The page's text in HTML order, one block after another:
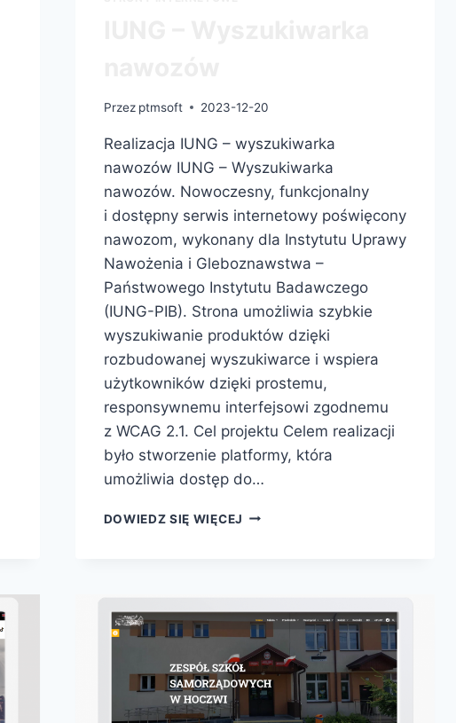
Przez ptmsoft 2023-12-20
Realizacja IUNG – wyszukiwarka
nawozów IUNG – Wyszukiwarka
nawozów. Nowoczesny, funkcjonalny
i dostępny serwis internetowy poświęcony
nawozom, wykonany dla Instytutu Uprawy
Nawożenia i Gleboznawstwa –
Państwowego Instytutu Badawczego
(IUNG-PIB). Strona umożliwia szybkie
wyszukiwanie produktów dzięki
rozbudowanej wyszukiwarce i wspiera
użytkowników dzięki prostemu,
responsywnemu interfejsowi zgodnemu
z WCAG 2.1. Cel projektu Celem realizacji
było stworzenie platformy, która
umożliwia dostęp do…
DOWIEDZ SIĘ WIĘCEJ